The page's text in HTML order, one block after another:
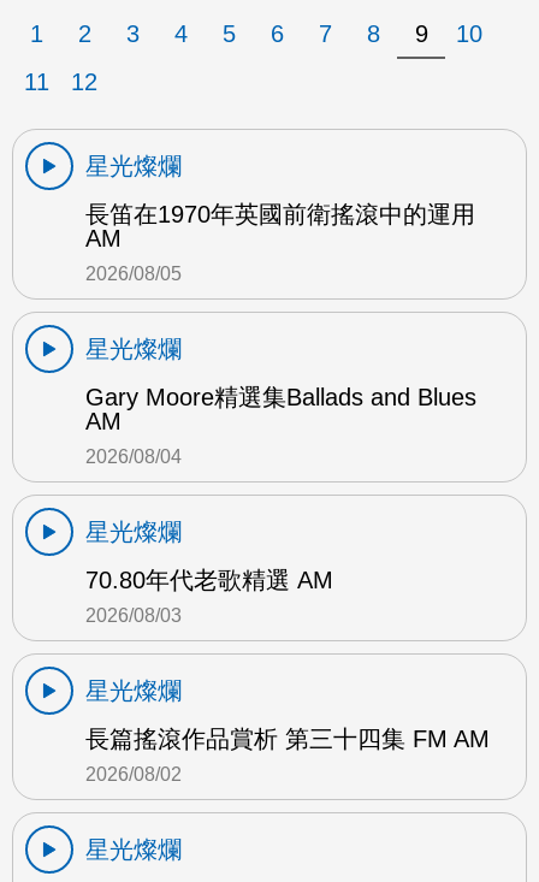
1 2 3 4 5 6 7 8 9
10
11
12
星光燦爛
長笛在1970年英國前衛搖滾中的運用
AM
2026/08/05
星光燦爛
Gary Moore精選集Ballads and Blues
AM
2026/08/04
星光燦爛
70.80年代老歌精選 AM
2026/08/03
星光燦爛
長篇搖滾作品賞析 第三十四集 FM AM
2026/08/02
星光燦爛